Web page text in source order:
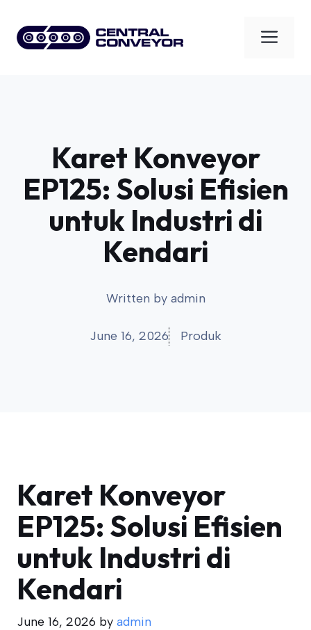
content
Karet Konveyor
EP125: Solusi Efisien
untuk Industri di
Kendari
Written by admin
June 16, 2026 Produk
Karet Konveyor
EP125: Solusi Efisien
untuk Industri di
Kendari
June 16, 2026 by admin